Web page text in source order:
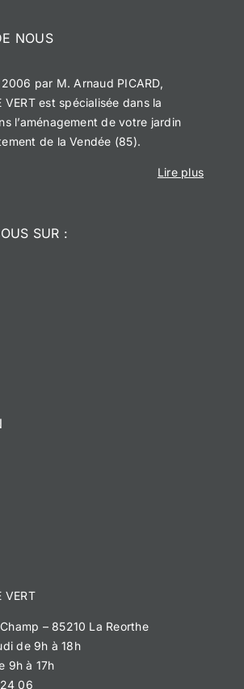
NOUS
par M. Arnaud PICARD,
VERT est spécialisée dans la
l’aménagement de votre jardin
de la Vendée (85).
Lire plus
SUR :
Services
VERT
– 85210 La Reorthe
de 9h à 18h
9h à 17h
06